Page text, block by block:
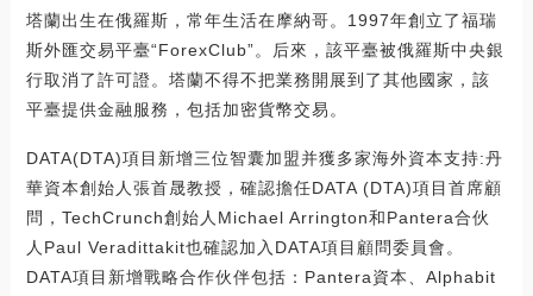
塔蘭出生在俄羅斯，常年生活在摩納哥。1997年創立了福瑞
斯外匯交易平臺“ForexClub”。后來，該平臺被俄羅斯中央銀
行取消了許可證。塔蘭不得不把業務開展到了其他國家，該
平臺提供金融服務，包括加密貨幣交易。
DATA(DTA)項目新增三位智囊加盟并獲多家海外資本支持:丹
華資本創始人張首晟教授，確認擔任DATA (DTA)項目首席顧
問，TechCrunch創始人Michael Arrington和Pantera合伙
人Paul Veradittakit也確認加入DATA項目顧問委員會。
DATA項目新增戰略合作伙伴包括：Pantera資本、Alphabit